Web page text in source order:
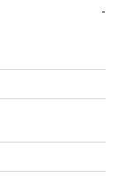
-